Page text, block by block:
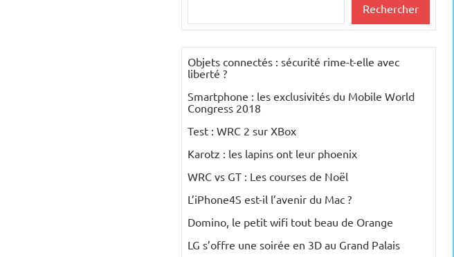
Rechercher
Objets connectés : sécurité rime-t-elle avec
liberté ?
Smartphone : les exclusivités du Mobile World
Congress 2018
Test : WRC 2 sur XBox
Karotz : les lapins ont leur phoenix
WRC vs GT : Les courses de Noël
L’iPhone4S est-il l’avenir du Mac ?
Domino, le petit wifi tout beau de Orange
LG s’offre une soirée en 3D au Grand Palais